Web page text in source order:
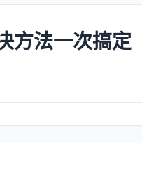
方法一次搞定